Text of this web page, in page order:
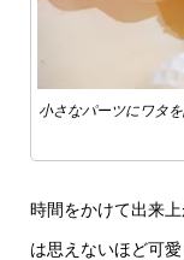
小さなパーツにワタ
時間をかけて出来
は思えないほど可